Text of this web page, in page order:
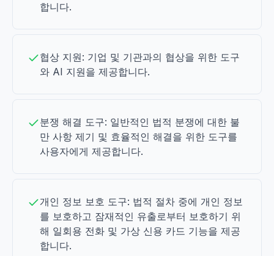
합니다.
협상 지원: 기업 및 기관과의 협상을 위한 도구
와 AI 지원을 제공합니다.
분쟁 해결 도구: 일반적인 법적 분쟁에 대한 불
만 사항 제기 및 효율적인 해결을 위한 도구를
사용자에게 제공합니다.
개인 정보 보호 도구: 법적 절차 중에 개인 정보
를 보호하고 잠재적인 유출로부터 보호하기 위
해 일회용 전화 및 가상 신용 카드 기능을 제공
합니다.